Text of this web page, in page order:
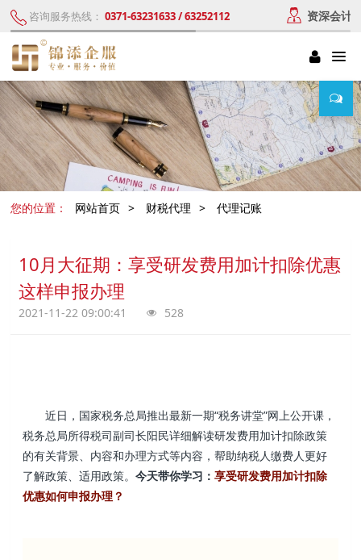
咨询服务热线： 0371-63231633 / 63252112 资深会计
您的位置： 网站首页 > 财税代理 > 代理记账
10月大征期：享受研发费用加计扣除优惠
这样申报办理
2021-11-22 09:00:41 528
近日， 国家税务总局推出最新一期“税务讲堂”网上公开课，
税务总局所得税司副司长阳民详细解读研发费用加计扣除政策
的有关背景、内容和办理方式等内容，帮助纳税人缴费人更好
了解政策、适用政策。今天带你学习 ：享受研发费用加计扣除
优惠如何申报办理？